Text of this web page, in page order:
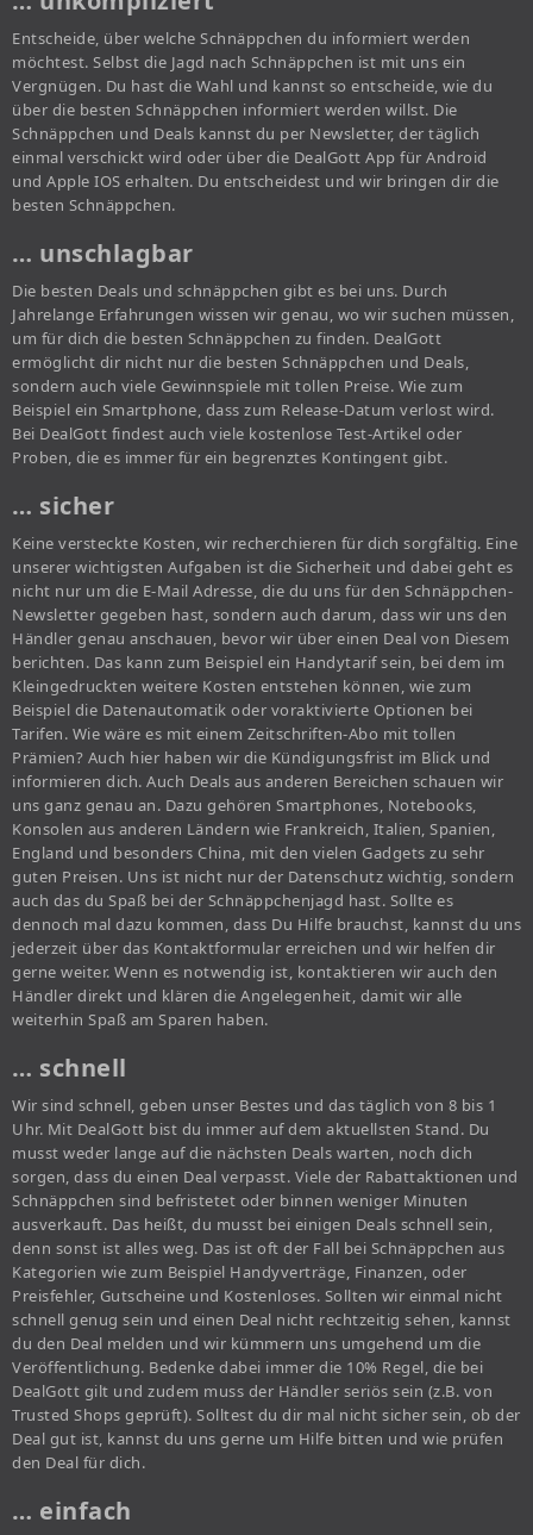
Entscheide, über welche Schnäppchen du informiert werden
möchtest. Selbst die Jagd nach Schnäppchen ist mit uns ein
Vergnügen. Du hast die Wahl und kannst so entscheide, wie du
über die besten Schnäppchen informiert werden willst. Die
Schnäppchen und Deals kannst du per Newsletter, der täglich
einmal verschickt wird oder über die DealGott App für Android
und Apple IOS erhalten. Du entscheidest und wir bringen dir die
besten Schnäppchen.
… unschlagbar
Die besten Deals und schnäppchen gibt es bei uns. Durch
Jahrelange Erfahrungen wissen wir genau, wo wir suchen müssen,
um für dich die besten Schnäppchen zu finden. DealGott
ermöglicht dir nicht nur die besten Schnäppchen und Deals,
sondern auch viele Gewinnspiele mit tollen Preise. Wie zum
Beispiel ein Smartphone, dass zum Release-Datum verlost wird.
Bei DealGott findest auch viele kostenlose Test-Artikel oder
Proben, die es immer für ein begrenztes Kontingent gibt.
… sicher
Keine versteckte Kosten, wir recherchieren für dich sorgfältig. Eine
unserer wichtigsten Aufgaben ist die Sicherheit und dabei geht es
nicht nur um die E-Mail Adresse, die du uns für den Schnäppchen-
Newsletter gegeben hast, sondern auch darum, dass wir uns den
Händler genau anschauen, bevor wir über einen Deal von Diesem
berichten. Das kann zum Beispiel ein Handytarif sein, bei dem im
Kleingedruckten weitere Kosten entstehen können, wie zum
Beispiel die Datenautomatik oder voraktivierte Optionen bei
Tarifen. Wie wäre es mit einem Zeitschriften-Abo mit tollen
Prämien? Auch hier haben wir die Kündigungsfrist im Blick und
informieren dich. Auch Deals aus anderen Bereichen schauen wir
uns ganz genau an. Dazu gehören Smartphones, Notebooks,
Konsolen aus anderen Ländern wie Frankreich, Italien, Spanien,
England und besonders China, mit den vielen Gadgets zu sehr
guten Preisen. Uns ist nicht nur der Datenschutz wichtig, sondern
auch das du Spaß bei der Schnäppchenjagd hast. Sollte es
dennoch mal dazu kommen, dass Du Hilfe brauchst, kannst du uns
jederzeit über das Kontaktformular erreichen und wir helfen dir
gerne weiter. Wenn es notwendig ist, kontaktieren wir auch den
Händler direkt und klären die Angelegenheit, damit wir alle
weiterhin Spaß am Sparen haben.
… schnell
Wir sind schnell, geben unser Bestes und das täglich von 8 bis 1
Uhr. Mit DealGott bist du immer auf dem aktuellsten Stand. Du
musst weder lange auf die nächsten Deals warten, noch dich
sorgen, dass du einen Deal verpasst. Viele der Rabattaktionen und
Schnäppchen sind befristetet oder binnen weniger Minuten
ausverkauft. Das heißt, du musst bei einigen Deals schnell sein,
denn sonst ist alles weg. Das ist oft der Fall bei Schnäppchen aus
Kategorien wie zum Beispiel Handyverträge, Finanzen, oder
Preisfehler, Gutscheine und Kostenloses. Sollten wir einmal nicht
schnell genug sein und einen Deal nicht rechtzeitig sehen, kannst
du den Deal melden und wir kümmern uns umgehend um die
Veröffentlichung. Bedenke dabei immer die 10% Regel, die bei
DealGott gilt und zudem muss der Händler seriös sein (z.B. von
Trusted Shops geprüft). Solltest du dir mal nicht sicher sein, ob der
Deal gut ist, kannst du uns gerne um Hilfe bitten und wie prüfen
den Deal für dich.
… einfach